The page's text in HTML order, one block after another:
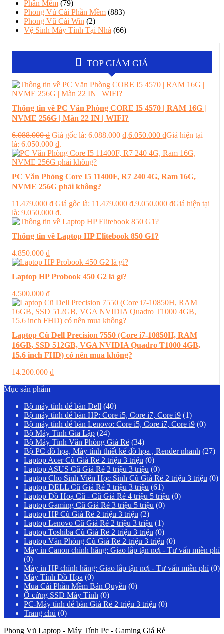
Phần Mềm (79)
Phong Vủ Cài Phần Mềm (883)
Phong Vũ Cài Win (2)
Vệ Sinh Máy Tính Tại Nhà (66)
TOP GIẢM GIÁ
Thông tin về PC Văn Phòng CORE I5 4570 | RAM 16G |
NVME 256G | Màn 22 IN | WIFI?
6.088.000₫ Giá gốc là: 6.088.000 ₫.6.050.000 ₫Giá hiện tại
là: 6.050.000 ₫.
PC Văn Phòng Core I5 11400F, R7 240 4G, Ram 16G,
NVME 256G phải không?
11.479.000₫ Giá gốc là: 11.479.000 ₫.9.050.000 ₫Giá hiện tại
là: 9.050.000 ₫.
Thông tin về Laptop HP Elitebook 850 G1?
4.850.000 ₫
Laptop HP Probook 450 G2 là gì?
4.500.000 ₫
Laptop Cũ Dell Precision 7550 (Core i7-10850H, RAM
16GB, SSD 512GB, VGA NVIDIA Quadro T1000 4GB,
15.6 inch FHD) có nên mua không?
14.200.000 ₫
Mục sản phẩm
Bộ máy tính để bàn Dell (40)
Bộ máy tính để bàn HP: Core i5, Core i7, Core i9 (1)
Bộ máy tính để bàn Lenovo: Core i5, Core i7, Core i9 (0)
Bộ Máy Tính Giả Lập (24)
Bộ Máy Tính Văn Phòng Giá Rẻ (34)
Bộ PC đồ họa, Máy tính thiết kế đồ họa , Render nhanh (27)
Laptop Acer Cũ Giá Rẻ 2 triệu 3 triệu (0)
Laptop ASUS Cũ Giá Rẻ 2 triệu 3 triệu (0)
Laptop Cho Sinh Viên Học Sinh Cũ Giá Rẻ 2 triệu 3 triệu (0)
Laptop DELL Cũ Giá Rẻ 2 triệu 3 triệu (61)
Laptop Đồ Hoạ Cũ - Cũ Giá Rẻ 4 triệu 5 triệu (0)
Laptop Gaming Cũ Giá Rẻ 3 triệu 5 triệu (0)
Laptop HP Cũ Giá Rẻ 2 triệu 3 triệu (2)
Laptop Lenovo Cũ Giá Rẻ 2 triệu 3 triệu (1)
Laptop Toshiba Cũ Giá Rẻ 2 triệu 3 triệu (0)
Laptop Văn Phòng Cũ Giá Rẻ 2 triệu 3 triệu (0)
Máy in Canon chính hãng: Giao lắp tận nơi - Tư vấn miễn phí
(0)
Máy in HP chính hãng: Giao lắp tận nơi - Tư vấn miễn phí (0)
Máy Tính Đồ Họa (0)
Mua Cài Phần Mềm Bản Quyền (0)
Ổ cứng SSD Máy Tính (0)
PC-Máy tính để bàn Giá Rẻ 2 triệu 3 triệu (0)
Trang chủ (0)
Phong Vũ Laptop - Máy Tính Pc - Gaming Giá Rẻ